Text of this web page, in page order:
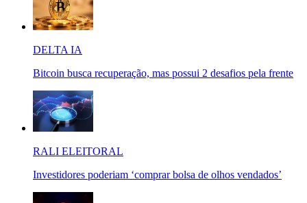
DELTA IA
Bitcoin busca recuperação, mas possui 2 desafios pela frente
RALI ELEITORAL
Investidores poderiam ‘comprar bolsa de olhos vendados’